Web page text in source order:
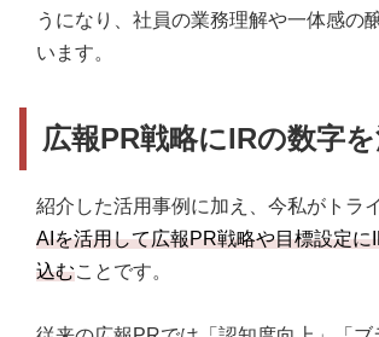
うになり、社員の業務理解や一体感の
います。
広報PR戦略にIRの数字
紹介した活用事例に加え、今私がトラ
AIを活用して広報PR戦略や目標設定に
込むことです。